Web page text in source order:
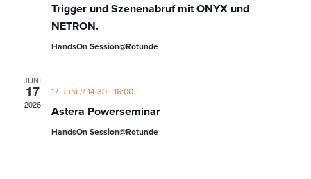
Trigger und Szenenabruf mit ONYX und
NETRON.
HandsOn Session@Rotunde
JUNI
17
2026
17. Juni // 14:30-16:00
Astera Powerseminar
HandsOn Session@Rotunde